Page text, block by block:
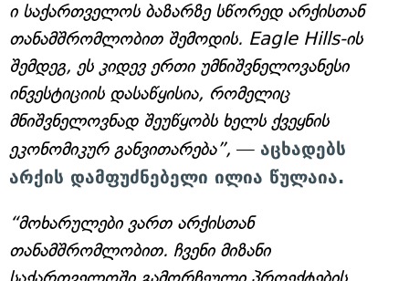
ი საქართველოს ბაზარზე სწორედ არქისთან
თანამშრომლობით შემოდის. Eagle Hills-ის
შემდეგ, ეს კიდევ ერთი უმნიშვნელოვანესი
ინვესტიციის დასაწყისია, რომელიც
მნიშვნელოვნად შეუწყობს ხელს ქვეყნის
ეკონომიკურ განვითარება”, — აცხადებს
არქის დამფუძნებელი ილია წულაია.
“მოხარულები ვართ არქისთან
თანამშრომლობით. ჩვენი მიზანი